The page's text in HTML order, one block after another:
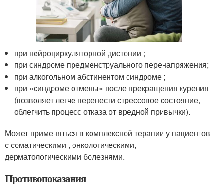
при нейроциркуляторной дистонии ;
при синдроме предменструального перенапряжения;
при алкогольном абстинентом синдроме ;
при «синдроме отмены» после прекращения курения
(позволяет легче перенести стрессовое состояние,
облегчить процесс отказа от вредной привычки).
Может применяться в комплексной терапии у пациентов
с соматическими , онкологическими,
дерматологическими болезнями.
Противопоказания